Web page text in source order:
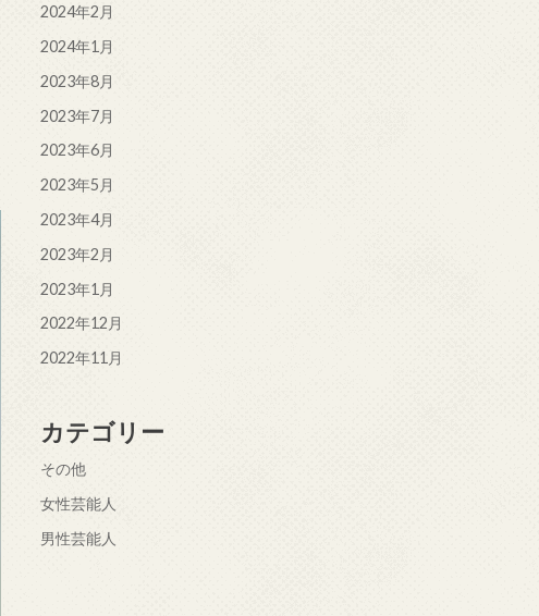
2024年2月
2024年1月
2023年8月
2023年7月
2023年6月
2023年5月
2023年4月
2023年2月
2023年1月
2022年12月
2022年11月
カテゴリー
その他
女性芸能人
男性芸能人